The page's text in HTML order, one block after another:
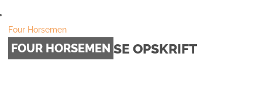
Four Horsemen
FOUR HORSEMEN SE OPSKRIFT